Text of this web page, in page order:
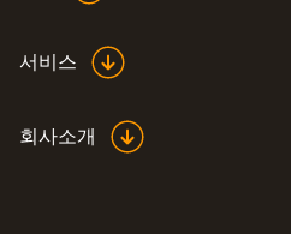
서비스
회사소개